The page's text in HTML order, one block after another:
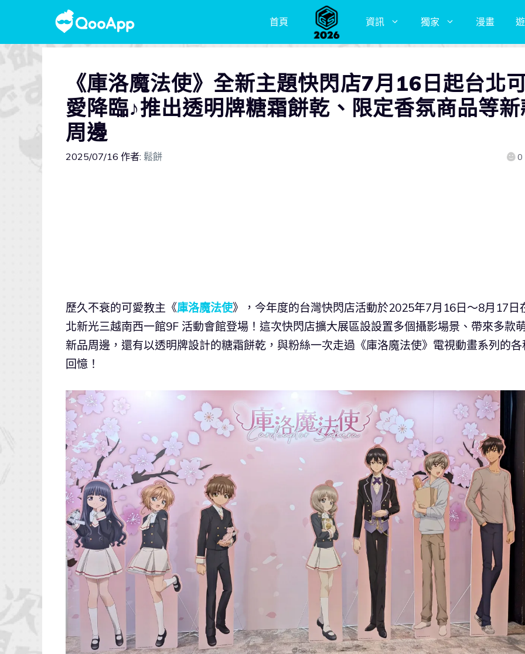
首頁 資訊 獨家 漫畫
《庫洛魔法使》全新主題快閃店7月16日起台北
愛降臨♪推出透明牌糖霜餅乾、限定香氛商品等
周邊
2025/07/16 作者: 鬆餅 0
歷久不衰的可愛教主《庫洛魔法使》，今年度的台灣快閃店活動於2025年7月16日～8月17日
北新光三越南西一館9F 活動會館登場！這次快閃店擴大展區設設置多個攝影場景、帶來多款
新品周邊，還有以透明牌設計的糖霜餅乾，與粉絲一次走過《庫洛魔法使》電視動畫系列的各
回憶！